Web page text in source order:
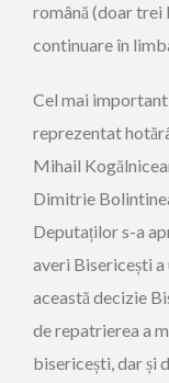
română (doar trei
continuare în
Cel mai
reprezentat
Mihail
Dimitrie
Deputaților s-a
averi Bisericești a
această decizie
de repatrierea a
bisericești, dar și